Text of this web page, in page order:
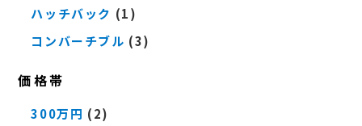
ハッチバック (1)
コンバーチブル (3)
価格帯
300万円 (2)